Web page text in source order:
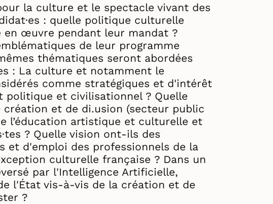
la culture et le spectacle vivant des
: quelle politique culturelle
œuvre pendant leur mandat ?
de leur programme
thématiques seront abordées
: La culture et notamment le
comme stratégiques et d'intérêt
politique et civilisationnel ? Quelle
et de di.usion (secteur public
l’éducation artistique et culturelle et
? Quelle vision ont-ils des
et d'emploi des professionnels de la
culturelle française ? Dans un
par l'Intelligence Artificielle,
l'État vis-à-vis de la création et de
?